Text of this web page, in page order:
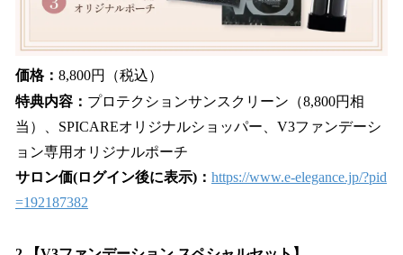
価格： 8,800円（税込）
特典内容： プロテクションサンスクリーン（8,800円相
当）、SPICAREオリジナルショッパー、V3ファンデーシ
ョン専用オリジナルポーチ
サロン価(ログイン後に表示)： https://www.e-elegance.jp/?pid
=192187382